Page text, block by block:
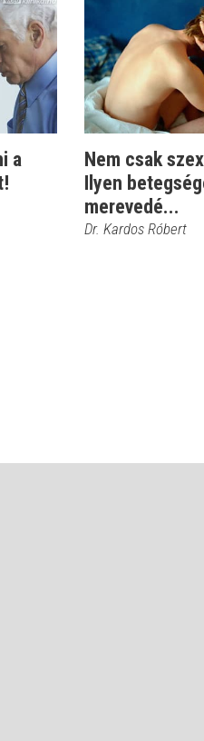
a
Nem csak
Ilyen
merevedé...
Dr. Kardos Róbert